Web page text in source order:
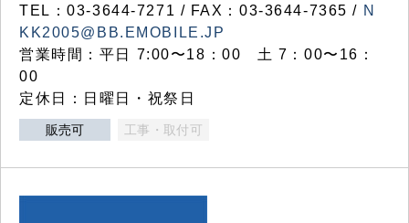
TEL：03‐3644‐7271 / FAX：03-3644-7365 / N
KK2005@BB.EMOBILE.JP
営業時間：平日 7:00〜18：00 土 7：00〜16：
00
定休日：日曜日・祝祭日
販売可 工事・取付可